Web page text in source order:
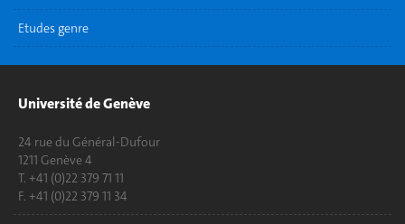
Etudes genre
Université de Genève
24 rue du Général-Dufour
1211 Genève 4
T. +41 (0)22 379 71 11
F. +41 (0)22 379 11 34